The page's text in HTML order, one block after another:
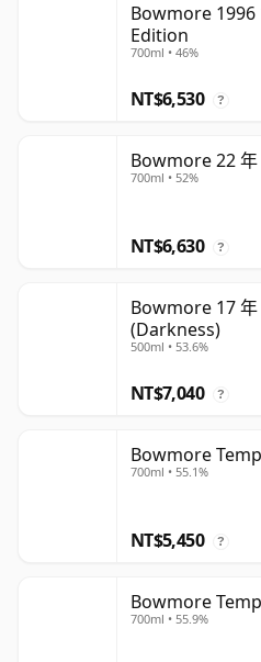
Bowmore 1996
Edition
700ml • 46%
NT$6,530 ?
Bowmore 22
700ml • 52%
NT$6,630 ?
Bowmore 17
(Darkness)
500ml • 53.6%
NT$7,040 ?
Bowmore
700ml • 55.1%
NT$5,450 ?
Bowmore
700ml • 55.9%